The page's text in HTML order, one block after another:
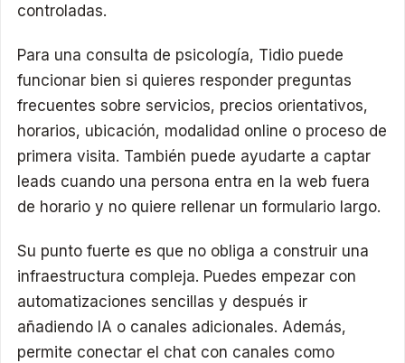
controladas.
Para una consulta de psicología, Tidio puede
funcionar bien si quieres responder preguntas
frecuentes sobre servicios, precios orientativos,
horarios, ubicación, modalidad online o proceso de
primera visita. También puede ayudarte a captar
leads cuando una persona entra en la web fuera
de horario y no quiere rellenar un formulario largo.
Su punto fuerte es que no obliga a construir una
infraestructura compleja. Puedes empezar con
automatizaciones sencillas y después ir
añadiendo IA o canales adicionales. Además,
permite conectar el chat con canales como